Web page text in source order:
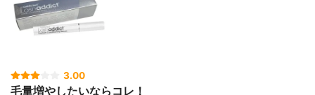
3.00
毛量増やしたいならコレ！